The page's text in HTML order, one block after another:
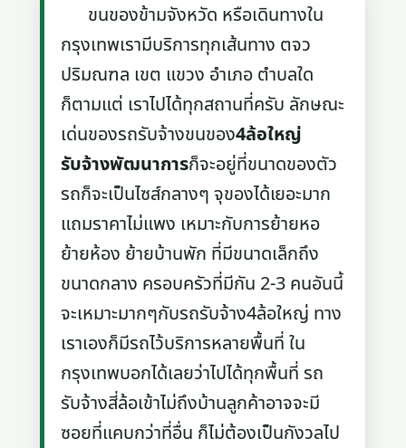
ขนของข้ามจังหวัด หรือเดินทางใน
กรุงเทพเรามีบริการทุกเส้นทาง ตจว
ปริมณฑล เขต แขวง อำเภอ ตำบลใด
ก็ตามแต่ เราไปได้ทุกสถานที่ครับ ลักษณะ
เด่นของรถรับจ้างขนของ4ล้อใหญ่
รับจ้างพัฒนาการก็จะอยู่ที่ขนาดของตัว
รถก็จะเป็นไซส์กลางๆ จุของได้เยอะมาก
แถมราคาไม่แพง เหมาะกับการย้ายหอ
ย้ายห้อง ย้ายบ้านพัก ที่มีขนาดเล็กถึง
ขนาดกลาง ครอบครัวที่มีกัน 2-3 คนอันนี้
จะเหมาะมากๆกับรถรับจ้าง4ล้อใหญ่ ทาง
เราเองก็มีรถไว้บริการหลายพื้นที่ ใน
กรุงเทพบอกได้เลยว่าไปได้ทุกพื้นที่ รถ
รับจ้างสี่ล้อเข้าไม่ถึงบ้านลูกค้าอาจจะมี
ซอยที่แคบกว่าที่อื่น ก็ไม่ต้องเป็นกังวลไป